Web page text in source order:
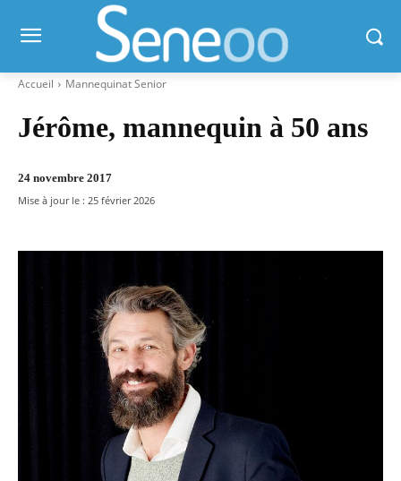
Accueil Mannequinat Senior
Jérôme, mannequin à 50 ans
24 novembre 2017
Mise à jour le : 25 février 2026